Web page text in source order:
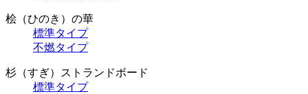
桧（ひのき）の華
標準タイプ
不燃タイプ
杉（すぎ）ストランドボード
標準タイプ